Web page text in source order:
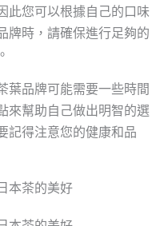
此您可以根據自己的口味
牌時，請確保進行足夠的
葉品牌可能需要一些時間
來幫助自己做出明智的選
記得注意您的健康和品
本茶的美好